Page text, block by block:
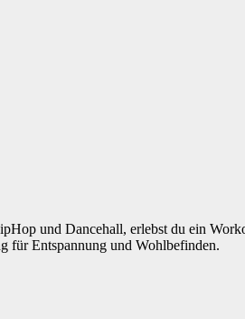
und Dancehall, erlebst du ein
für Entspannung und Wohlbefinden.